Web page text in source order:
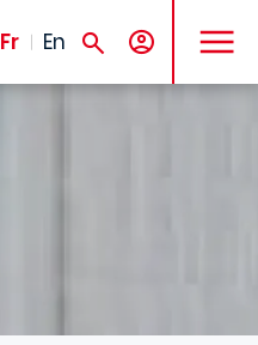
Fr En
MENU